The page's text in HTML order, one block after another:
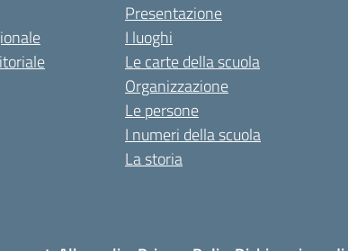
Presentazione
I luoghi
Le carte della scuola
Organizzazione
Le persone
I numeri della scuola
La storia